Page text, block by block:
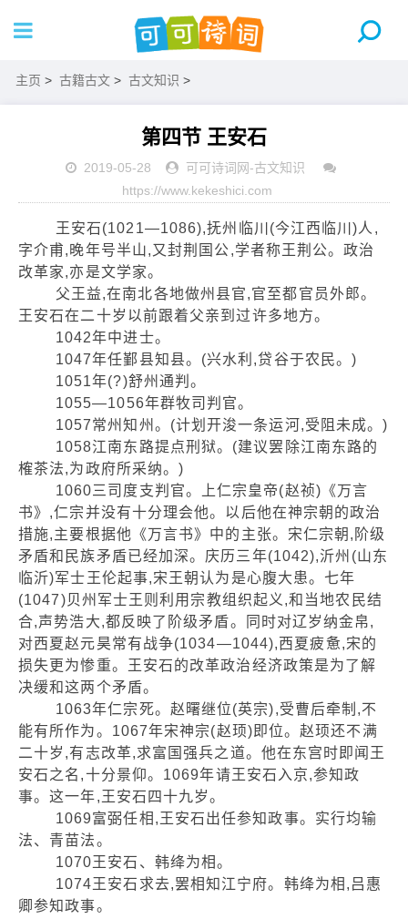
主页 > 古籍古文 > 古文知识 >
第四节 王安石
2019-05-28 可可诗词网-古文知识
https://www.kekeshici.com
王安石(1021—1086),抚州临川(今江西临川)人,
字介甫,晚年号半山,又封荆国公,学者称王荆公。政治
改革家,亦是文学家。
父王益,在南北各地做州县官,官至都官员外郎。
王安石在二十岁以前跟着父亲到过许多地方。
1042年中进士。
1047年任鄞县知县。(兴水利,贷谷于农民。)
1051年(?)舒州通判。
1055—1056年群牧司判官。
1057常州知州。(计划开浚一条运河,受阻未成。)
1058江南东路提点刑狱。(建议罢除江南东路的
榷茶法,为政府所采纳。)
1060三司度支判官。上仁宗皇帝(赵祯)《万言
书》,仁宗并没有十分理会他。以后他在神宗朝的政治
措施,主要根据他《万言书》中的主张。宋仁宗朝,阶级
矛盾和民族矛盾已经加深。庆历三年(1042),沂州(山东
临沂)军士王伦起事,宋王朝认为是心腹大患。七年
(1047)贝州军士王则利用宗教组织起义,和当地农民结
合,声势浩大,都反映了阶级矛盾。同时对辽岁纳金帛,
对西夏赵元昊常有战争(1034—1044),西夏疲惫,宋的
损失更为惨重。王安石的改革政治经济政策是为了解
决缓和这两个矛盾。
1063年仁宗死。赵曙继位(英宗),受曹后牵制,不
能有所作为。1067年宋神宗(赵顼)即位。赵顼还不满
二十岁,有志改革,求富国强兵之道。他在东宫时即闻王
安石之名,十分景仰。1069年请王安石入京,参知政
事。这一年,王安石四十九岁。
1069富弼任相,王安石出任参知政事。实行均输
法、青苗法。
1070王安石、韩绛为相。
1074王安石求去,罢相知江宁府。韩绛为相,吕惠
卿参知政事。